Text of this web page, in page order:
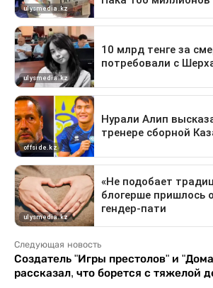
Следующая новость
Создатель "Игры престолов" и
рассказал, что борется с тяжелой